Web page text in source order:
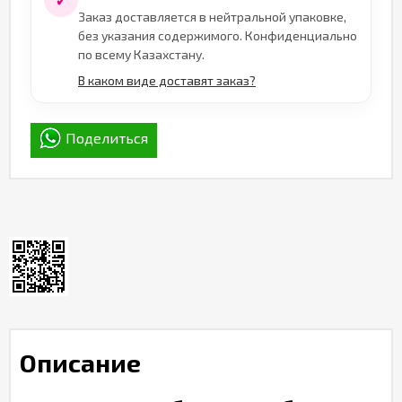
Заказ доставляется в нейтральной упаковке,
без указания содержимого. Конфиденциально
по всему Казахстану.
В каком виде доставят заказ?
Поделиться
Описание